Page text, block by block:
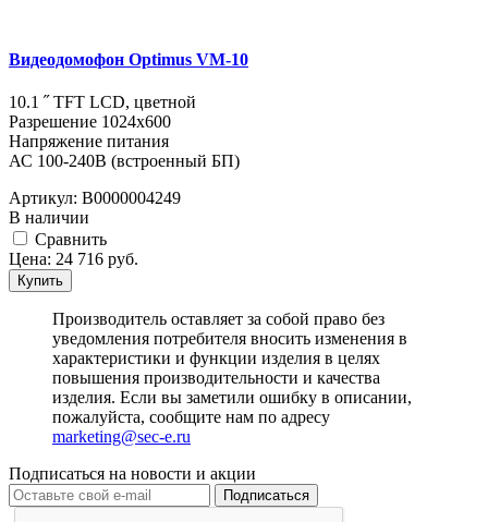
Видеодомофон Optimus VM-10
10.1 ˝ TFT LCD, цветной
Разрешение 1024x600
Напряжение питания
АС 100-240В (встроенный БП)
Артикул: В0000004249
В наличии
Cравнить
Цена: 24 716 руб.
Купить
Производитель оставляет за собой право без
уведомления потребителя вносить изменения в
характеристики и функции изделия в целях
повышения производительности и качества
изделия. Если вы заметили ошибку в описании,
пожалуйста, сообщите нам по адресу
marketing@sec-e.ru
Подписаться на новости и акции
Подписаться